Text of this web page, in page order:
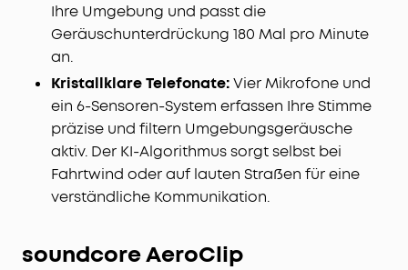
Ihre Umgebung und passt die
Geräuschunterdrückung 180 Mal pro Minute
an.
Kristallklare Telefonate:Vier Mikrofone und
ein 6-Sensoren-System erfassen Ihre Stimme
präzise und filtern Umgebungsgeräusche
aktiv. Der KI-Algorithmus sorgt selbst bei
Fahrtwind oder auf lauten Straßen für eine
verständliche Kommunikation.
soundcore AeroClip